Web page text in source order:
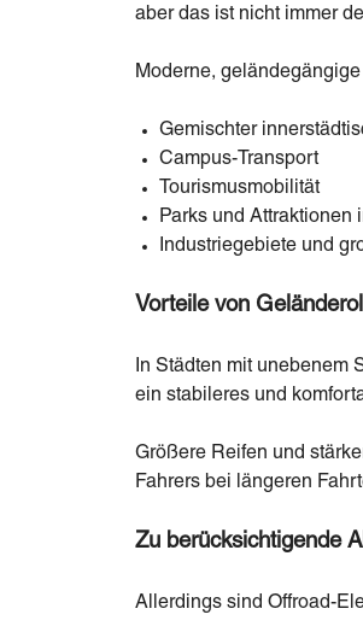
aber das ist nicht immer
Moderne,
Gemischter
Campus-Transport
Tourismusmobilität
Parks und Attraktionen
Industriegebiete und
Vorteile von
In Städten mit
ein stabileres und
Größere Reifen und
Fahrers bei längeren
Zu berücksichtigende
Allerdings sind Offroad-